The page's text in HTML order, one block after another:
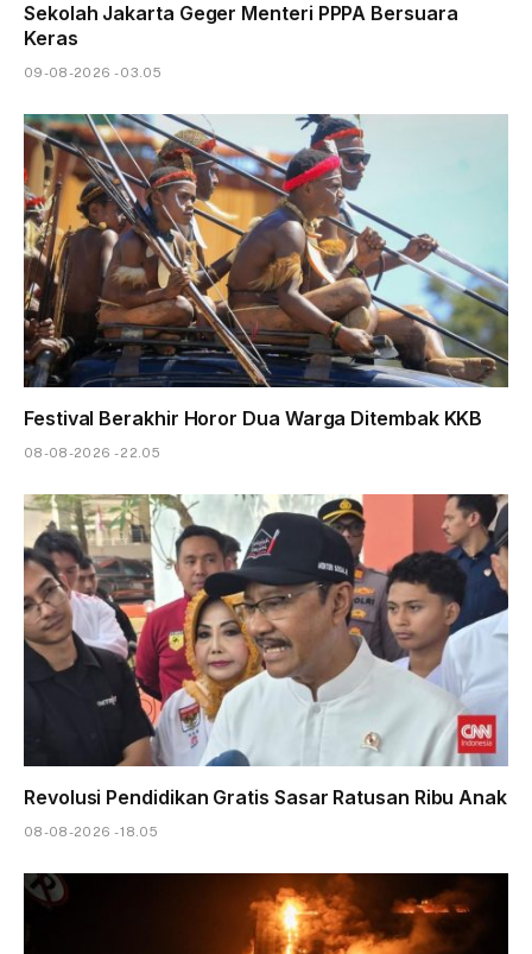
Sekolah Jakarta Geger Menteri PPPA Bersuara
Keras
09-08-2026 - 03.05
Festival Berakhir Horor Dua Warga Ditembak KKB
08-08-2026 - 22.05
Revolusi Pendidikan Gratis Sasar Ratusan Ribu Anak
08-08-2026 - 18.05